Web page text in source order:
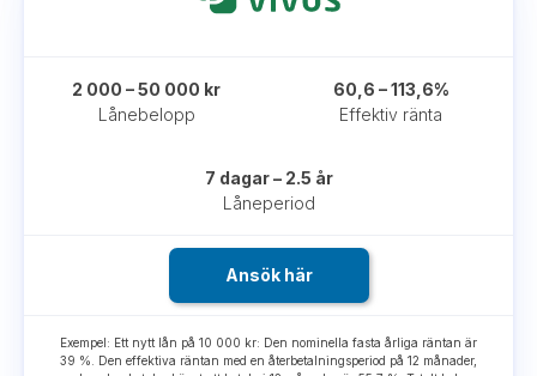
Lånebelopp
2 000 – 50 000 kr
Effektiv ränta
60,6 – 113,6%
Låneperiod
7 dagar – 2.5 år
Ansök här
Exempel: Ett nytt lån på 10 000 kr: Den nominella fasta årliga räntan är
39 %. Den effektiva räntan med en återbetalningsperiod på 12 månader,